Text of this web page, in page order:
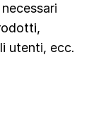
utenti, ecc.